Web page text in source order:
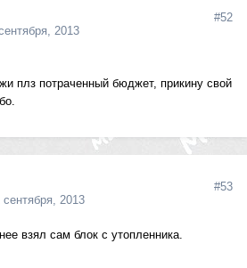
2013
#52
плз потраченный бюджет, прикину свой
сентября, 2013
#53
взял сам блок с утопленника.